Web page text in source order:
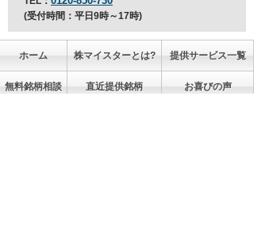
(受付時間：平日9時～17時)
ホーム 株マイスターとは? 提供サービス一覧
無料銘柄相談 直近提供銘柄 お喜びの声